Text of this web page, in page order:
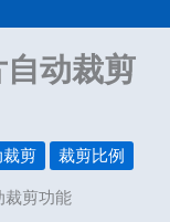
动裁剪
裁剪 裁剪比例
裁剪功能